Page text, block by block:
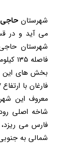
شهرستانحاجی
می آید و در
شهرستان
بخش های این
معروف این
شاخه اصلی
فارس می
شمالی به